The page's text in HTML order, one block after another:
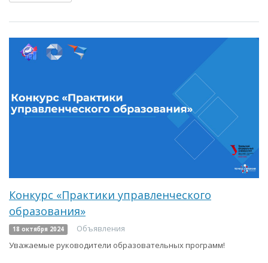
Конкурс «Практики управленческого
образования»
18 октября 2024
Объявления
Уважаемые руководители образовательных программ!